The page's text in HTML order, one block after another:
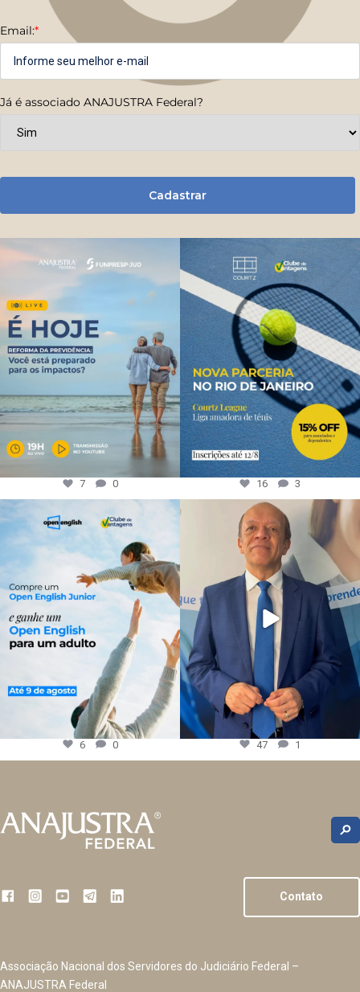
Email:*
Já é associado ANAJUSTRA Federal?
Cadastrar
7 0 16 3
6 0 47 1
Contato
Associação Nacional dos Servidores do Judiciário Federal –
ANAJUSTRA Federal